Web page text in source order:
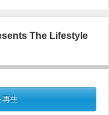
The Lifestyle
再生